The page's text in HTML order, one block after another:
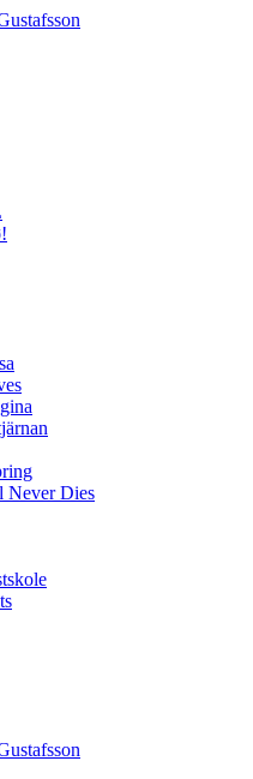
Never Dies